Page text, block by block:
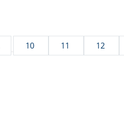
10 11 12